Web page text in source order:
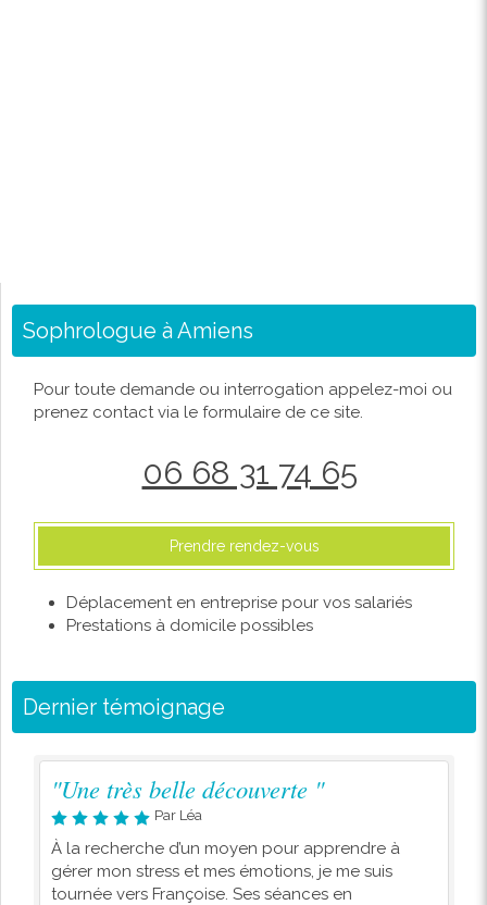
Sophrologue à Amiens
Pour toute demande ou interrogation appelez-moi ou
prenez contact via le formulaire de ce site.
06 68 31 74 65
Prendre rendez-vous
Déplacement en entreprise pour vos salariés
Prestations à domicile possibles
Dernier témoignage
"Une très belle découverte "
Par Léa
À la recherche d’un moyen pour apprendre à
gérer mon stress et mes émotions, je me suis
tournée vers Françoise. Ses séances en